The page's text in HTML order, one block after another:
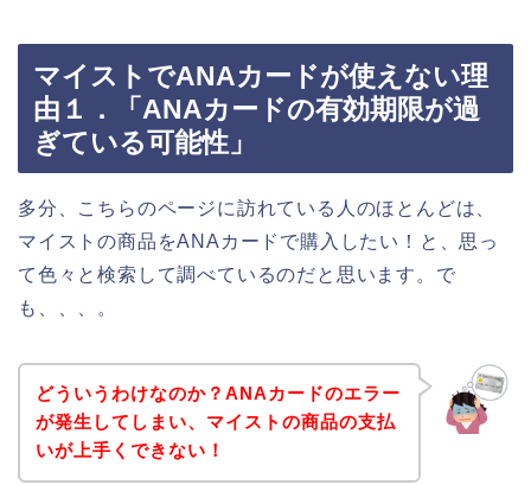
マイストでANAカードが使えない理
由１．「ANAカードの有効期限が過
ぎている可能性」
多分、こちらのページに訪れている人のほとんどは、
マイストの商品をANAカードで購入したい！と、思っ
て色々と検索して調べているのだと思います。で
も、、、。
どういうわけなのか？ANAカードのエラー
が発生してしまい、マイストの商品の支払
いが上手くできない！